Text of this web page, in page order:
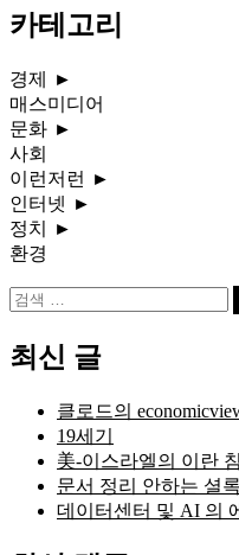
카테고리
경제
►
매스미디어
문화 ►
사회
이런저런
►
인터넷 ►
정치
►
환경
검
최신 글
클로드의
19세기
美-이스라엘의 이란
문서 정리 안하는 셜
데이터센터 및 AI 의